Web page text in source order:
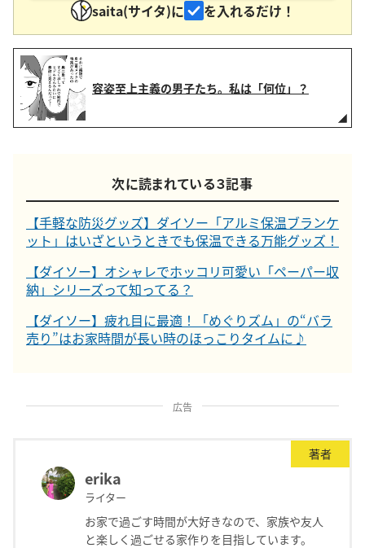
saita(サイタ)に
を入れるだけ！
容姿至上主義の男子たち。私は「何位」？
次に読まれている３記事
【手軽な防災グッズ】ダイソー「アルミ保温ブランケ
ット」はいざというときでも保温できる万能グッズ！
【ダイソー】オシャレでホッコリ可愛い「ペーパー収
納」シリーズって知ってる？
【ダイソー】疲れ目に最適！「めぐりズム」の“バラ
売り”はお家時間が長い時のほっこりタイムに♪
広告
著者
erika
ライター
お家で過ごす時間が大好きなので、家族や友人
と楽しく過ごせる家作りを目指しています。